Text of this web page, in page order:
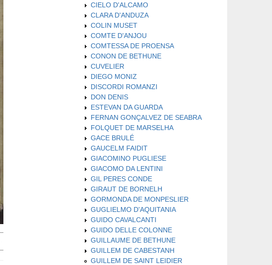
CIELO D'ALCAMO
CLARA D'ANDUZA
COLIN MUSET
COMTE D'ANJOU
COMTESSA DE PROENSA
CONON DE BETHUNE
CUVELIER
DIEGO MONIZ
DISCORDI ROMANZI
DON DENIS
ESTEVAN DA GUARDA
FERNAN GONÇALVEZ DE SEABRA
FOLQUET DE MARSELHA
GACE BRULÉ
GAUCELM FAIDIT
GIACOMINO PUGLIESE
GIACOMO DA LENTINI
GIL PERES CONDE
GIRAUT DE BORNELH
GORMONDA DE MONPESLIER
GUGLIELMO D'AQUITANIA
GUIDO CAVALCANTI
GUIDO DELLE COLONNE
GUILLAUME DE BETHUNE
GUILLEM DE CABESTANH
GUILLEM DE SAINT LEIDIER